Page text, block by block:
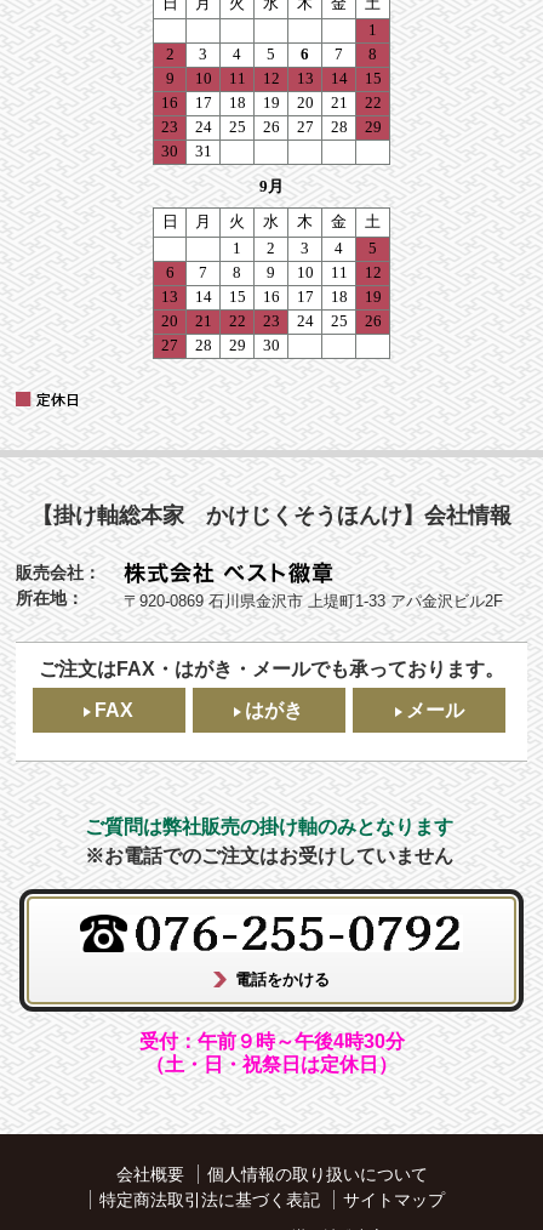
【掛け軸総本家 かけじくそうほんけ】会社情報
販売会社：
所在地：
〒920-0869 石川県金沢市 上堤町1-33 アパ金沢ビル2F
ご注文はFAX・はがき・メールでも承っております。
FAX
はがき メール
ご質問は弊社販売の掛け軸のみとなります
※お電話でのご注文はお受けしていません
受付：午前９時～午後4時30分
（土・日・祝祭日は定休日）
会社概要
個人情報の取り扱いについて
特定商法取引法に基づく表記
サイトマップ